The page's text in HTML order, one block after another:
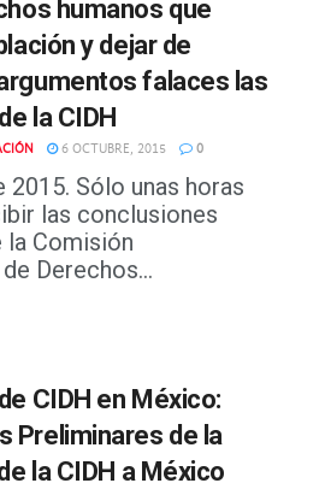
humanos que
y dejar de
falaces las
la CIDH
6 OCTUBRE, 2015 0
2015. Sólo unas horas
las conclusiones
la Comisión
Derechos...
CIDH en México:
Preliminares de la
la CIDH a México